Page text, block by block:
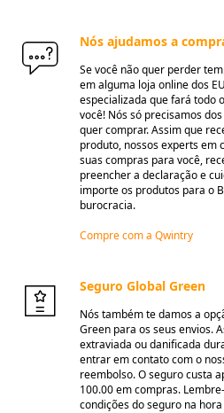
Nós ajudamos a
Se você não quer perder
em alguma loja online dos
especializada que fará todo
você! Nós só precisamos
quer comprar. Assim que
produto, nossos experts em
suas compras para você,
preencher a declaração e
importe os produtos para o
burocracia.
Compre com a Qwintry
Seguro Global Green
Nós também te damos a
Green para os seus envios.
extraviada ou danificada
entrar em contato com o
reembolso. O seguro custa
100.00 em compras.
condições do seguro na